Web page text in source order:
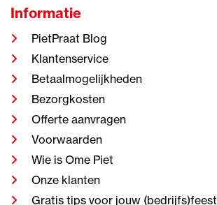
Informatie
PietPraat Blog
Klantenservice
Betaalmogelijkheden
Bezorgkosten
Offerte aanvragen
Voorwaarden
Wie is Ome Piet
Onze klanten
Gratis tips voor jouw (bedrijfs)feest